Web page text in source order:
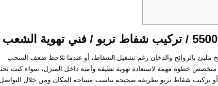
مليئ بالروائح والدخان رغم تشغيل الشفاط، أو عندما تلاحظ ضعف السحب
خطوة مهمة لاستعادة تهوية نظيفة وآمنة داخل المنزل، سواء كنت
تركيب شفاط تربو بطريقة صحيحة تناسب مساحة المكان ومن خلال